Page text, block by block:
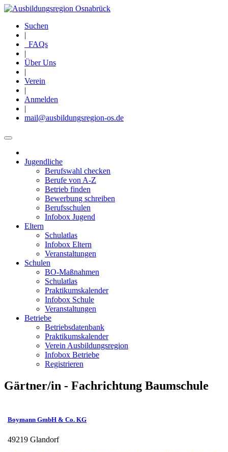
Direkt
Inhalt
Suchen
|
FAQs
|
Über Uns
|
Verein
|
Anmelden
|
mail@ausbildungsregion-os.de
Main
navigation
Jugendliche
Berufswahl checken
Berufe von A-Z
Betrieb finden
Bewerbung schreiben
Berufsschulen
Infobox Jugend
Eltern
Schulatlas
Infobox Eltern
Veranstaltungen
Schulen
BO-Maßnahmen
Schulatlas
Praktikumskalender
Infobox Schule
Veranstaltungen
Betriebe
Betriebsdatenbank
Praktikumskalender
Verein Ausbildungsregion
Infobox Betriebe
Registrieren
Gärtner/in - Fachrichtung Baumschule
Boymann GmbH & Co. KG
49219 Glandorf